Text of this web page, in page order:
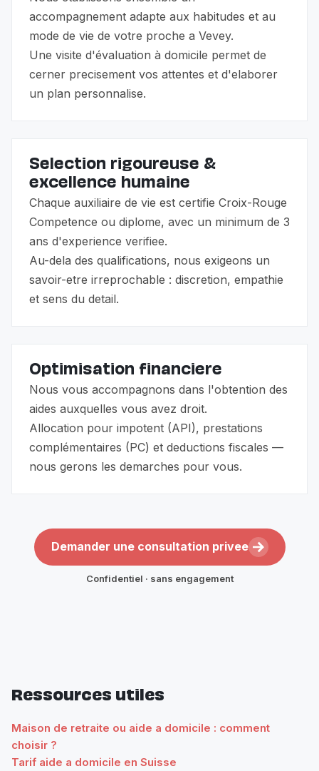
accompagnement adapte aux habitudes et au
mode de vie de votre proche a Vevey.
Une visite d'évaluation à domicile permet de
cerner precisement vos attentes et d'elaborer
un plan personnalise.
Selection rigoureuse &
excellence humaine
Chaque auxiliaire de vie est certifie Croix-Rouge
Competence ou diplome, avec un minimum de 3
ans d'experience verifiee.
Au-dela des qualifications, nous exigeons un
savoir-etre irreprochable : discretion, empathie
et sens du detail.
Optimisation financiere
Nous vous accompagnons dans l'obtention des
aides auxquelles vous avez droit.
Allocation pour impotent (API), prestations
complémentaires (PC) et deductions fiscales —
nous gerons les demarches pour vous.
Demander une consultation privee
Confidentiel · sans engagement
Ressources utiles
Maison de retraite ou aide a domicile : comment
choisir ?
Tarif aide a domicile en Suisse